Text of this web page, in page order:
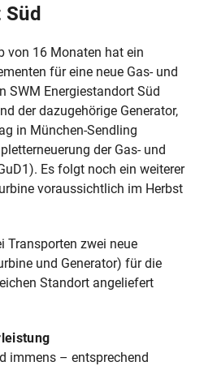
von 16 Monaten hat ein
für eine neue Gas- und
SWM Energiestandort Süd
der dazugehörige Generator,
in München-Sendling
der Gas- und
Es folgt noch ein weiterer
voraussichtlich im Herbst
Transporten zwei neue
und Generator) für die
Standort angeliefert
immens – entsprechend